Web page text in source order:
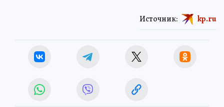
Источник: kp.ru